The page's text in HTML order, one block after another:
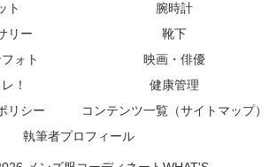
ト
腕時計
リー
靴下
ォト
映画・俳優
！
健康管理
リシー
コンテンツ一覧（サイトマップ）
執筆者プロフィール